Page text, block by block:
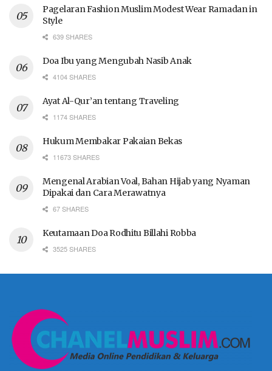
Pagelaran Fashion Muslim Modest Wear Ramadan in
Style
639 SHARES
Doa Ibu yang Mengubah Nasib Anak
4104 SHARES
Ayat Al-Qur’an tentang Traveling
1174 SHARES
Hukum Membakar Pakaian Bekas
11673 SHARES
Mengenal Arabian Voal, Bahan Hijab yang Nyaman
Dipakai dan Cara Merawatnya
67 SHARES
Keutamaan Doa Rodhitu Billahi Robba
3525 SHARES